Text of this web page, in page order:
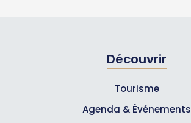
Découvrir
Tourisme
Agenda & Événements